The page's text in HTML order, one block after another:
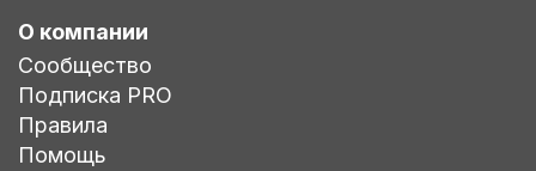
О компании
Сообщество
Подписка PRO
Правила
Помощь